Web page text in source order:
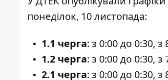
понеділок, 10 листопада:
1.1 черга: з 0:00 до 0:30, з
1.2 черга: з 0:00 до 0:30, з
2.1 черга: з 0:00 до 0:30, з